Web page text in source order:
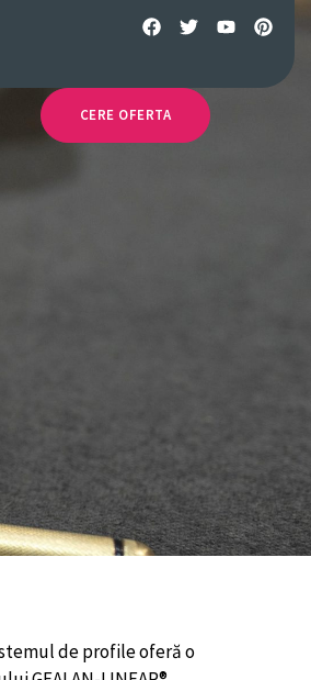
CERE OFERTA
de profile oferă o